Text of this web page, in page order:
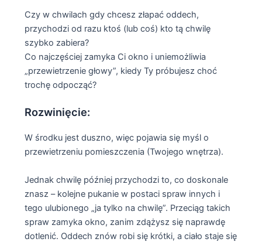
Czy w chwilach gdy chcesz złapać oddech,
przychodzi od razu ktoś (lub coś) kto tą chwilę
szybko zabiera?
Co najczęściej zamyka Ci okno i uniemożliwia
„przewietrzenie głowy”, kiedy Ty próbujesz choć
trochę odpocząć?
Rozwinięcie:
W środku jest duszno, więc pojawia się myśl o
przewietrzeniu pomieszczenia (Twojego wnętrza).
Jednak chwilę później przychodzi to, co doskonale
znasz – kolejne pukanie w postaci spraw innych i
tego ulubionego „ja tylko na chwilę”. Przeciąg takich
spraw zamyka okno, zanim zdążysz się naprawdę
dotlenić. Oddech znów robi się krótki, a ciało staje się